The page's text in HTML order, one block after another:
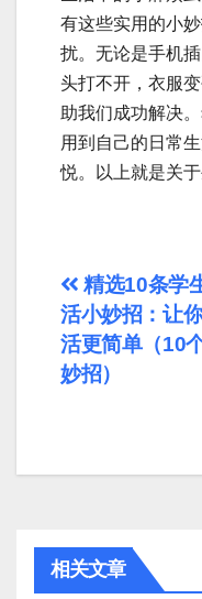
有这些实用的小
扰。无论是手机
头打不开，衣服
助我们成功解决
用到自己的日常
悦。以上就是关
文
章
导
精选10条学
活小妙招：让
活更简单（10
妙招）
相关文章